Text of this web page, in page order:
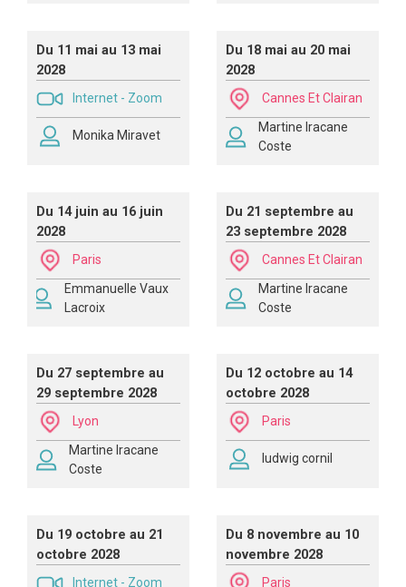
Du 11 mai au 13 mai
2028
Internet - Zoom
Monika Miravet
Du 18 mai au 20 mai
2028
Cannes Et Clairan
Martine Iracane
Coste
Du 14 juin au 16 juin
2028
Paris
Emmanuelle Vaux
Lacroix
Du 21 septembre au
23 septembre 2028
Cannes Et Clairan
Martine Iracane
Coste
Du 27 septembre au
29 septembre 2028
Lyon
Martine Iracane
Coste
Du 12 octobre au 14
octobre 2028
Paris
ludwig cornil
Du 19 octobre au 21
octobre 2028
Internet - Zoom
Du 8 novembre au 10
novembre 2028
Paris